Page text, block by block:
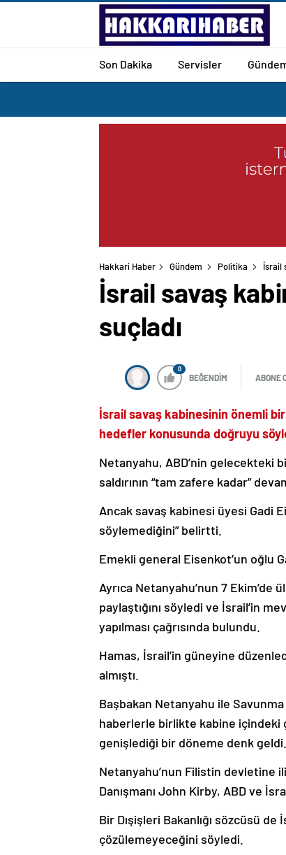
Son Dakika Servisler
Hakkari Haber Gündem Politika İsrail
İsrail savaş
suçladı
0
BEĞENDİM ABONE
İsrail savaş kabinesinin önemli
hedefler konusunda doğruyu
Netanyahu, ABD’nin gelecekteki
saldırının “tam zafere kadar”
Ancak savaş kabinesi üyesi Gadi
söylemediğini” belirtti.
Emekli general Eisenkot’un oğlu
Ayrıca Netanyahu’nun 7 Ekim’de
paylaştığını söyledi ve İsrail’in
yapılması çağrısında bulundu.
Hamas, İsrail’in güneyine
almıştı.
Başbakan Netanyahu ile Savunma
haberlerle birlikte kabine içindeki
genişlediği bir döneme denk geldi.
Netanyahu’nun Filistin devletine
Danışmanı John Kirby, ABD ve
Bir Dışişleri Bakanlığı sözcüsü
çözülemeyeceğini söyledi.